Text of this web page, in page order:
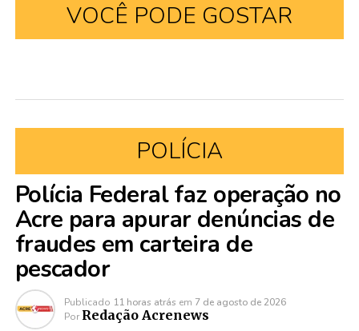
VOCÊ PODE GOSTAR
POLÍCIA
Polícia Federal faz operação no
Acre para apurar denúncias de
fraudes em carteira de
pescador
Publicado 11 horas atrás em 7 de agosto de 2026
Por Redação Acrenews